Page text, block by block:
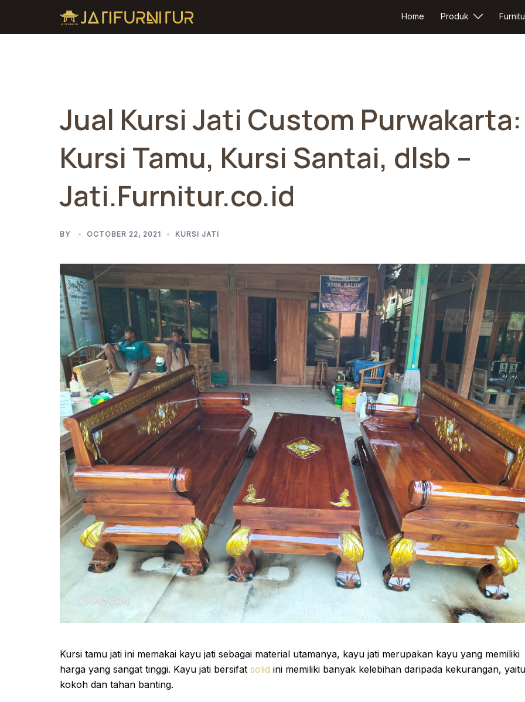
content
Home Produk
Jual Kursi Jati Custom Purwakarta:
Kursi Tamu, Kursi Santai, dlsb –
Jati.Furnitur.co.id
BY OCTOBER 22, 2021 KURSI JATI
Kursi tamu jati ini memakai kayu jati sebagai material utamanya, kayu jati merupakan kayu yang memiliki
harga yang sangat tinggi. Kayu jati bersifat solid ini memiliki banyak kelebihan daripada kekurangan, yaitu
kokoh dan tahan banting.